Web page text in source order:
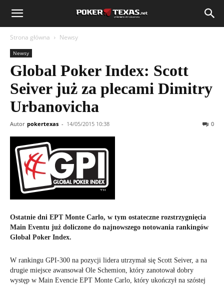
Strona główna Newsy
Newsy
Global Poker Index: Scott
Seiver już za plecami Dimitry
Urbanovicha
Autor pokertexas - 14/05/2015 10:38 0
Ostatnie dni EPT Monte Carlo, w tym ostateczne rozstrzygnięcia
Main Eventu już doliczone do najnowszego notowania rankingów
Global Poker Index.
W rankingu GPI-300 na pozycji lidera utrzymał się Scott Seiver, a na
drugie miejsce awansował Ole Schemion, który zanotował dobry
występ w Main Evencie EPT Monte Carlo, który ukończył na szóstej